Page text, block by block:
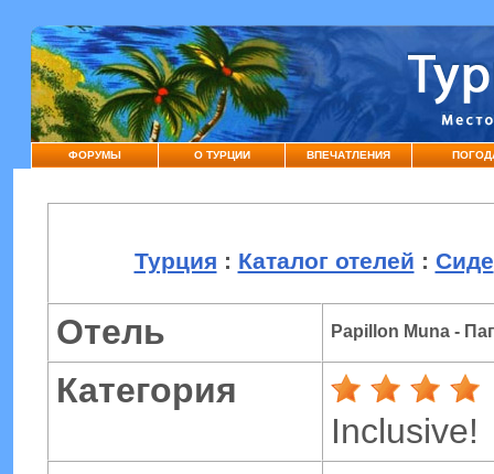
ФОРУМЫ О ТУРЦИИ ВПЕЧАТЛЕНИЯ
Турция : Каталог отелей : Сиде
Отель Papillon Muna -
Категория
Inclusive!